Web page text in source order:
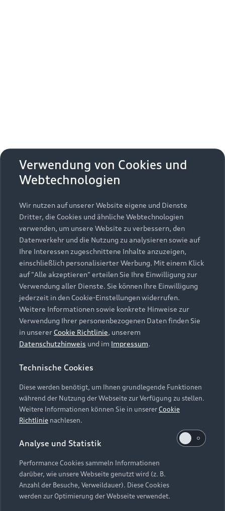
Zurück nach oben
Modelle
Alle Modelle
Modelle vergleichen
Elektromodelle
Plug-in-Hybride
Kaufen & leasen
Neuwagensuche
Gebrauchtwagensuche
Gebrauchtwagen
Finanzierung
Aktionen & Angebote
Geschäftskunden
Service & Zubehör
Saisonale Angebote
Audi Services
Garantie
Audi digital services
myAudi
Support
Kundenservice
Händlersuche
Audi Code
Online-Terminvereinbarung
Servicekontakt
Vertrag widerrufen
Über Audi
Unternehmen
Karriere
Investor Relations
Presse & Media Center
Datenschutz
Audi erleben
Newsletter
Impressum Rechtliches
Hinweisgebersystem
Datenschutzinformation
Cookie-Einstellungen
Cookie-Richtlinie
Barrierefreiheit
Hinweis: Die aktuelle Darstellung und Anordnung der
Embleme am Fahrzeug bei allen Abbildungen auf dieser
Webseite kann abweichen.
Verwendung von Cookies und
Webtechnologien
Wir nutzen auf unserer Website eigene und Dienste
Dritter, die Cookies und ähnliche Webtechnologien
verwenden, um unsere Website zu verbessern, den
Datenverkehr und die Nutzung zu analysieren sowie auf
Ihre Interessen zugeschnittene Inhalte anzuzeigen,
einschließlich personalisierter Werbung. Mit einem Klick
auf "Alle akzeptieren" erteilen Sie Ihre Einwilligung zur
Verwendung aller Dienste. Sie können Ihre Einwilligung
jederzeit in den Cookie-Einstellungen widerrufen.
Weitere Informationen sowie konkrete Hinweise zur
Verwendung Ihrer personenbezogenen Daten finden Sie
in unserer Cookie Richtlinie, unserem
Datenschutzhinweis und im Impressum.
Technische Cookies
Diese werden benötigt, um Ihnen grundlegende Funktionen
während der Nutzung der Webseite zur Verfügung zu stellen.
Weitere Informationen können Sie in unsererCookie
Richtlinie nachlesen.
Analyse und Statistik
Performance Cookies sammeln Informationen
darüber, wie unsere Webseite genutzt wird (z. B.
Anzahl der Besuche, Verweildauer). Diese Cookies
werden zur Optimierung der Webseite verwendet.